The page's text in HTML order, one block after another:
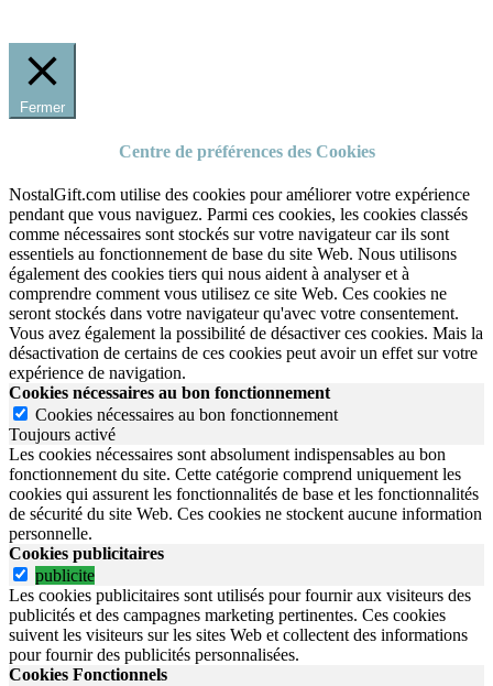
Fermer
Centre de préférences des Cookies
NostalGift.com utilise des cookies pour améliorer votre expérience
pendant que vous naviguez. Parmi ces cookies, les cookies classés
comme nécessaires sont stockés sur votre navigateur car ils sont
essentiels au fonctionnement de base du site Web. Nous utilisons
également des cookies tiers qui nous aident à analyser et à
comprendre comment vous utilisez ce site Web. Ces cookies ne
seront stockés dans votre navigateur qu'avec votre consentement.
Vous avez également la possibilité de désactiver ces cookies. Mais la
désactivation de certains de ces cookies peut avoir un effet sur votre
expérience de navigation.
Cookies nécessaires au bon fonctionnement
Cookies nécessaires au bon fonctionnement
Toujours activé
Les cookies nécessaires sont absolument indispensables au bon
fonctionnement du site. Cette catégorie comprend uniquement les
cookies qui assurent les fonctionnalités de base et les fonctionnalités
de sécurité du site Web. Ces cookies ne stockent aucune information
personnelle.
Cookies publicitaires
publicite
Les cookies publicitaires sont utilisés pour fournir aux visiteurs des
publicités et des campagnes marketing pertinentes. Ces cookies
suivent les visiteurs sur les sites Web et collectent des informations
pour fournir des publicités personnalisées.
Cookies Fonctionnels